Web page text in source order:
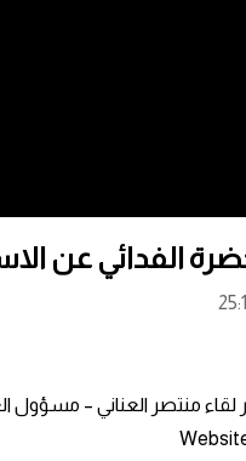
الفدائي عن
لقاء منتصر العناني – مسؤول